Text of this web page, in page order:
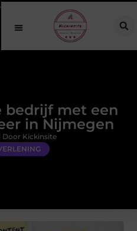
verandert in 2026
bedrijf met een
in Nijmegen
Door Kickinsite